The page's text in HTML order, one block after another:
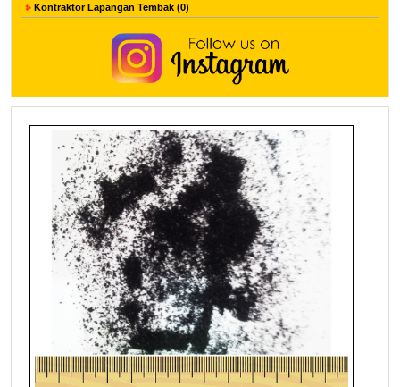
Kontraktor Lapangan Tembak (0)